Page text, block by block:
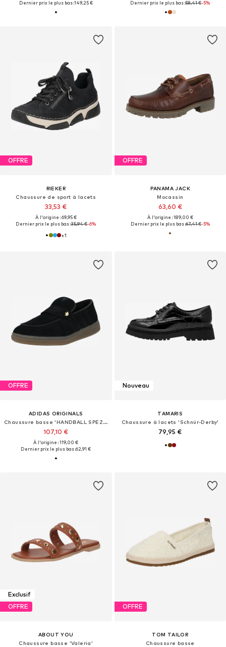
Dernier prix le plus bas :149,25 €
Dernier prix le plus bas :58,41 €-5%
OFFRE
RIEKER
Chaussure de sport à lacets
33,53 €
À l'origine : 69,95 €
Dernier prix le plus bas :35,94 €-6%
+1
OFFRE
PANAMA JACK
Mocassin
63,60 €
À l'origine : 189,00 €
Dernier prix le plus bas :67,41 €-5%
OFFRE
ADIDAS ORIGINALS
Chaussure basse 'HANDBALL SPEZIAL'
107,10 €
À l'origine : 119,00 €
Dernier prix le plus bas :62,91 €
Nouveau
TAMARIS
Chaussure à lacets 'Schnür-Derby'
79,95 €
Exclusif
OFFRE
ABOUT YOU
Chaussure basse 'Valeria'
OFFRE
TOM TAILOR
Chaussure basse